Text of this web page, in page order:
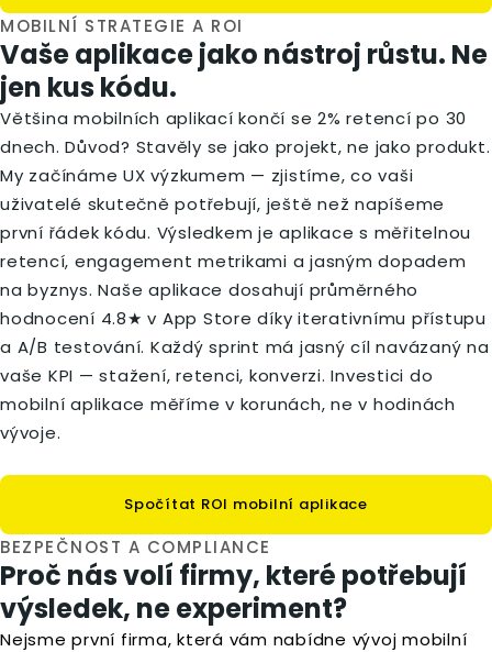
MOBILNÍ STRATEGIE A ROI
Vaše aplikace jako nástroj růstu. Ne
jen kus kódu.
Většina mobilních aplikací končí se 2% retencí po 30
dnech. Důvod? Stavěly se jako projekt, ne jako produkt.
My začínáme UX výzkumem — zjistíme, co vaši
uživatelé skutečně potřebují, ještě než napíšeme
první řádek kódu. Výsledkem je aplikace s měřitelnou
retencí, engagement metrikami a jasným dopadem
na byznys. Naše aplikace dosahují průměrného
hodnocení 4.8★ v App Store díky iterativnímu přístupu
a A/B testování. Každý sprint má jasný cíl navázaný na
vaše KPI — stažení, retenci, konverzi. Investici do
mobilní aplikace měříme v korunách, ne v hodinách
vývoje.
Spočítat ROI mobilní aplikace
BEZPEČNOST A COMPLIANCE
Proč nás volí firmy, které potřebují
výsledek, ne experiment?
Nejsme první firma, která vám nabídne vývoj mobilní